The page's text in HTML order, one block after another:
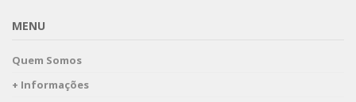
MENU
Quem Somos
+ Informações